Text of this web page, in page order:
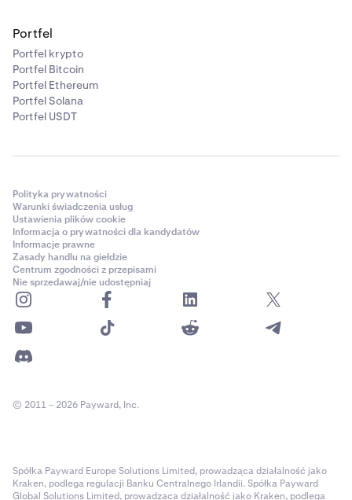
Portfel
Portfel krypto
Portfel Bitcoin
Portfel Ethereum
Portfel Solana
Portfel USDT
Polityka prywatności
Warunki świadczenia usług
Ustawienia plików cookie
Informacja o prywatności dla kandydatów
Informacje prawne
Zasady handlu na giełdzie
Centrum zgodności z przepisami
Nie sprzedawaj/nie udostępniaj
© 2011 – 2026 Payward, Inc.
Spółka Payward Europe Solutions Limited, prowadząca działalność jako
Kraken, podlega regulacji Banku Centralnego Irlandii. Spółka Payward
Global Solutions Limited, prowadząca działalność jako Kraken, podlega